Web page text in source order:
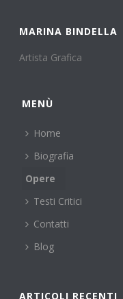
MARINA BINDELLA
Artista Grafica
MENÙ
Home
Biografia
Opere
Testi Critici
Contatti
Blog
ARTICOLI RECENTI